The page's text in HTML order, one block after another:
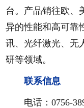
台。产品销往欧、
异的性能和高可靠
讯、光纤激光、无
研等领域。
联系信息
电话：0756-